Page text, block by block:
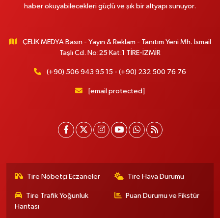
haber okuyabilecekleri güçlü ve şık bir altyapı sunuyor.
ÇELİK MEDYA Basın - Yayın & Reklam - Tanıtım Yeni Mh. İsmail
Taşlı Cd. No:25 Kat:1 TİRE-İZMİR
(+90) 506 943 95 15 - (+90) 232 500 76 76
[email protected]
Tire Nöbetçi Eczaneler Tire Hava Durumu
Tire Trafik Yoğunluk
Haritası
Puan Durumu ve Fikstür